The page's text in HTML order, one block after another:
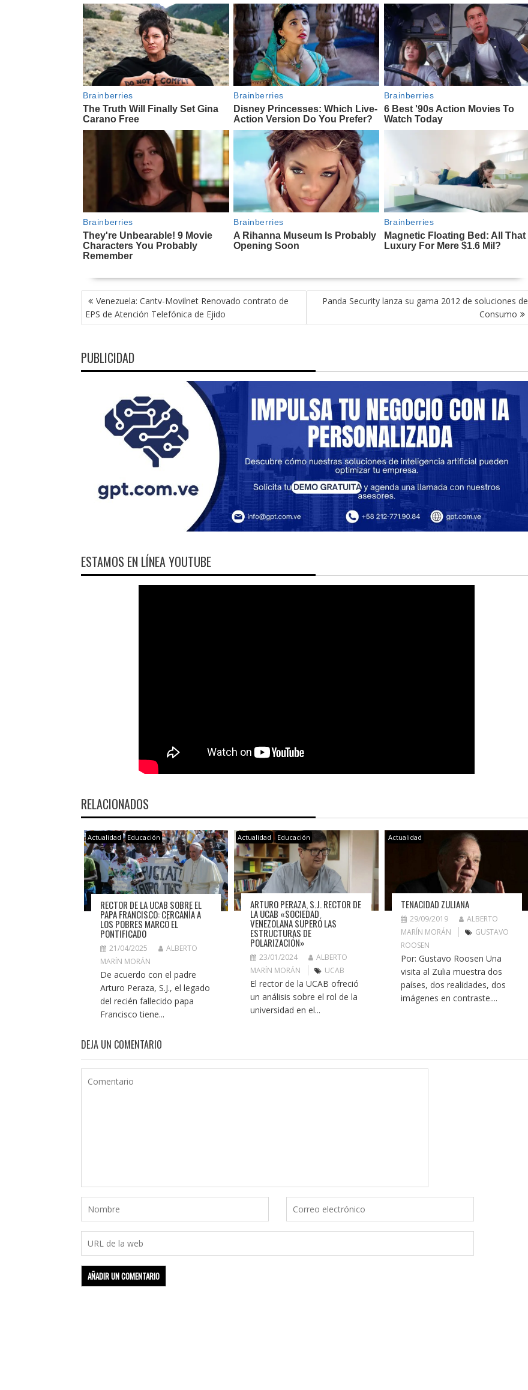
NAVEGACIÓN
DE
ENTRADAS
Venezuela: Cantv-Movilnet Renovado contrato de
EPS de Atención Telefónica de Ejido
Panda Security lanza su gama 2012 de soluciones de
Consumo
PUBLICIDAD
ESTAMOS EN LÍNEA YOUTUBE
RELACIONADOS
Actualidad Educación
RECTOR DE LA UCAB SOBRE EL
PAPA FRANCISCO: CERCANÍA A
LOS POBRES MARCÓ EL
PONTIFICADO
21/04/2025
ALBERTO
MARÍN MORÁN
De acuerdo con el padre
Arturo Peraza, S.J., el legado
del recién fallecido papa
Francisco tiene...
Actualidad Educación
ARTURO PERAZA, S.J. RECTOR DE
LA UCAB «SOCIEDAD
VENEZOLANA SUPERÓ LAS
ESTRUCTURAS DE
POLARIZACIÓN»
23/01/2024
ALBERTO
MARÍN MORÁN
UCAB
El rector de la UCAB ofreció
un análisis sobre el rol de la
universidad en el...
Actualidad
TENACIDAD ZULIANA
29/09/2019
ALBERTO
MARÍN MORÁN
GUSTAVO
ROOSEN
Por: Gustavo Roosen Una
visita al Zulia muestra dos
países, dos realidades, dos
imágenes en contraste....
DEJA UN COMENTARIO